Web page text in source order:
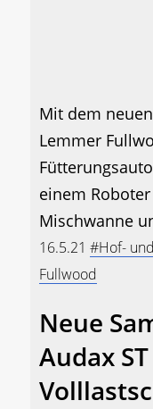
Mit dem
Lemmer
einem
Mischwanne
16.5.21 #Hof-
Fullwood
Neue
Audax